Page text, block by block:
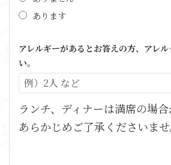
あります
アレルギーがあるとお答えの方、アレ
い。
ランチ、ディナーは満席の場合
あらかじめご了承くださいませ